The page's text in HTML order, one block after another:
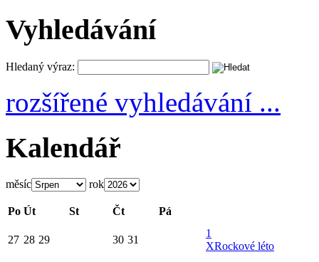
Vyhledávání
Hledaný výraz:
rozšířené vyhledávání ...
Kalendář
měsíc rok
Po Út St Čt Pá
27 28 29 30 31
1
XRockové léto